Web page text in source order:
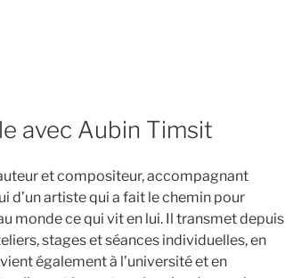
avec Aubin Timsit
et compositeur, accompagnant
d’un artiste qui a fait le chemin pour
monde ce qui vit en lui. Il transmet depuis
stages et séances individuelles, en
également à l’université et en